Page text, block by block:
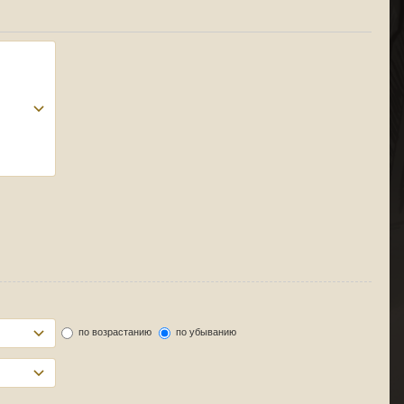
по возрастанию по убыванию